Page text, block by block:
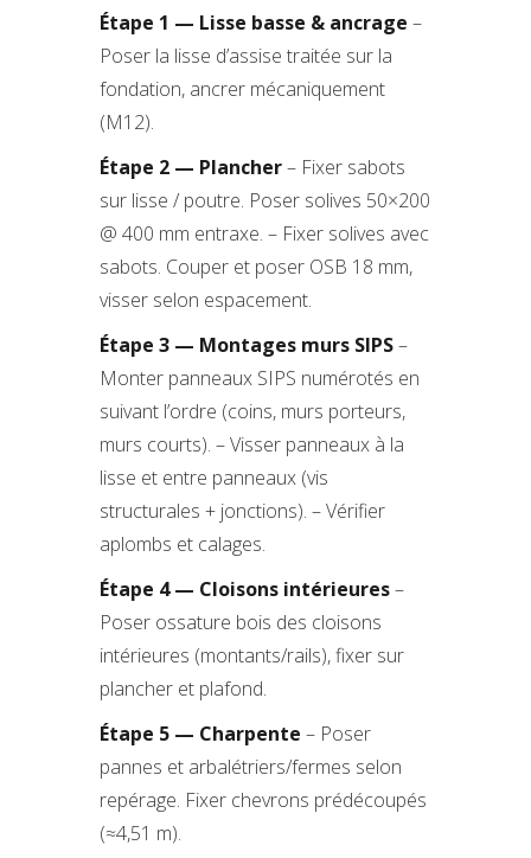
Étape 1 — Lisse basse & ancrage –
Poser la lisse d’assise traitée sur la
fondation, ancrer mécaniquement
(M12).
Étape 2 — Plancher– Fixer sabots
sur lisse / poutre. Poser solives 50×200
@ 400 mm entraxe. – Fixer solives avec
sabots. Couper et poser OSB 18 mm,
visser selon espacement.
Étape 3 — Montages murs SIPS–
Monter panneaux SIPS numérotés en
suivant l’ordre (coins, murs porteurs,
murs courts). – Visser panneaux à la
lisse et entre panneaux (vis
structurales + jonctions). – Vérifier
aplombs et calages.
Étape 4 — Cloisons intérieures–
Poser ossature bois des cloisons
intérieures (montants/rails), fixer sur
plancher et plafond.
Étape 5 — Charpente – Poser
pannes et arbalétriers/fermes selon
repérage. Fixer chevrons prédécoupés
(≈4,51 m).